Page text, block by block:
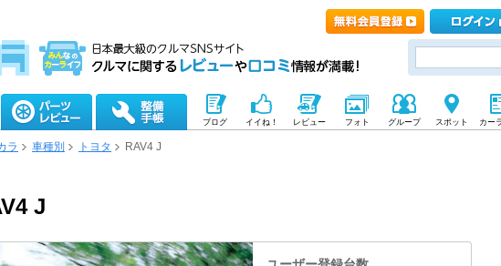
ブログ イイね！ レビュー フォト グループ スポット カー
ラ 車種別 トヨタ RAV4 J
J